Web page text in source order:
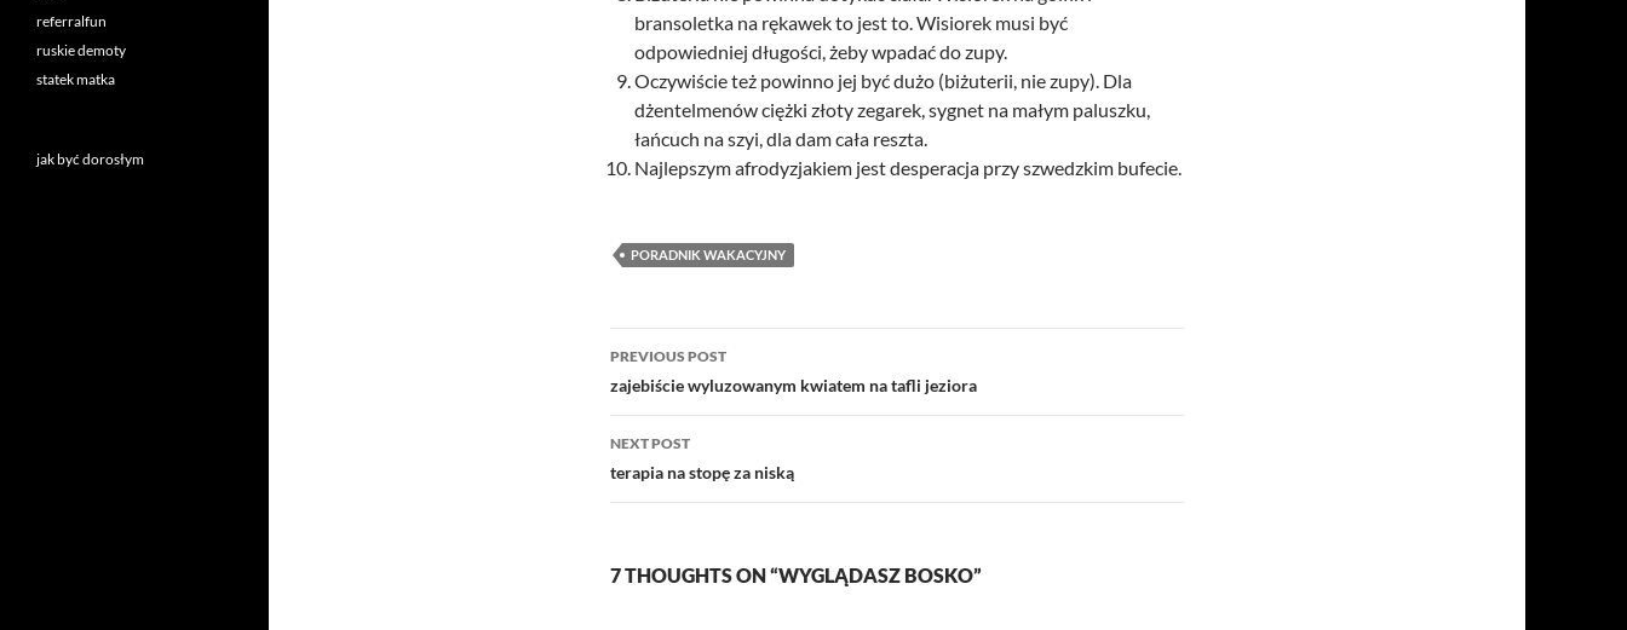
bransoletka na rękawek to jest to. Wisiorek musi być
odpowiedniej długości, żeby wpadać do zupy.
Oczywiście też powinno jej być dużo (biżuterii, nie zupy). Dla
dżentelmenów ciężki złoty zegarek, sygnet na małym paluszku,
łańcuch na szyi, dla dam cała reszta.
Najlepszym afrodyzjakiem jest desperacja przy szwedzkim bufecie.
PORADNIK WAKACYJNY
Post
navigation
PREVIOUS POST
zajebiście wyluzowanym kwiatem na tafli jeziora
NEXT POST
terapia na stopę za niską
7 THOUGHTS ON “WYGLĄDASZ BOSKO”
referralfun
ruskie demoty
statek matka
jak być dorosłym